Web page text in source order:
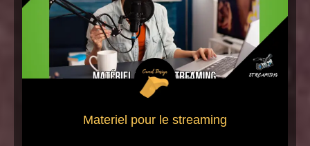
Materiel pour le streaming